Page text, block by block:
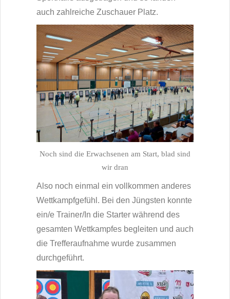
auch zahlreiche Zuschauer Platz.
Noch sind die Erwachsenen am Start, blad sind
wir dran
Also noch einmal ein vollkommen anderes
Wettkampfgefühl. Bei den Jüngsten konnte
ein/e Trainer/In die Starter während des
gesamten Wettkampfes begleiten und auch
die Trefferaufnahme wurde zusammen
durchgeführt.